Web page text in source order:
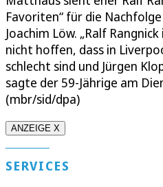
Favoriten“ für die
Joachim Löw. „Ralf
nicht hoffen, dass in
schlecht sind und Jürgen
sagte der 59-Jährige am
(mbr/sid/dpa)
ANZEIGE X
SERVICES